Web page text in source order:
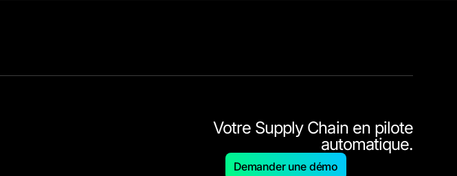
Votre Supply Chain en pilote
automatique.
Demander une démo